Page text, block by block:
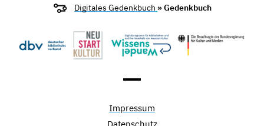
Digitales Gedenkbuch » Gedenkbuch
Impressum